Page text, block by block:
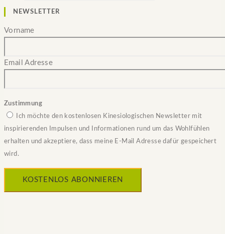
NEWSLETTER
Vorname
Email Adresse
Zustimmung
Ich möchte den kostenlosen Kinesiologischen Newsletter mit
inspirierenden Impulsen und Informationen rund um das Wohlfühlen
erhalten und akzeptiere, dass meine E-Mail Adresse dafür gespeichert
wird.